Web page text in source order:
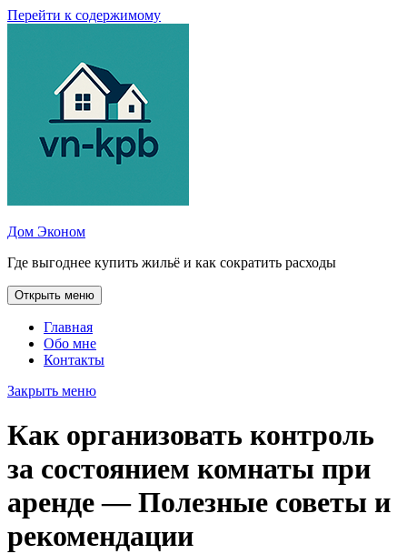
Перейти к содержимому
Дом Эконом
Где выгоднее купить жильё и как сократить расходы
Открыть меню
Главная
Обо мне
Контакты
Закрыть меню
Как организовать контроль
за состоянием комнаты при
аренде — Полезные советы и
рекомендации